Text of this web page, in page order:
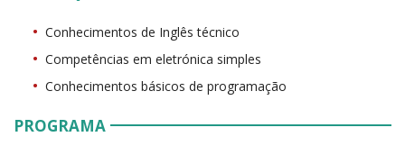
Conhecimentos de Inglês técnico
Competências em eletrónica simples
Conhecimentos básicos de programação
PROGRAMA